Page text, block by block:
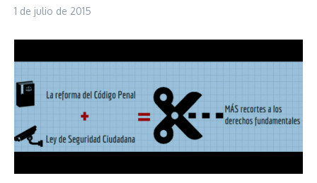
1 de julio de 2015